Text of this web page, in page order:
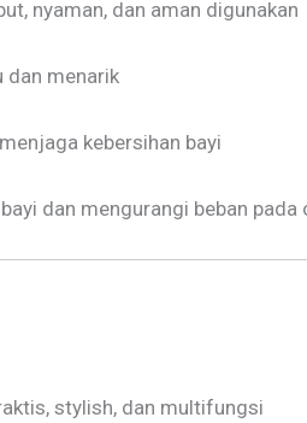
nyaman, dan aman digunakan
dan menarik
kebersihan bayi
dan mengurangi beban pada
stylish, dan multifungsi